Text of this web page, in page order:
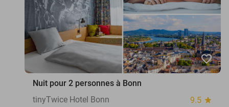
favorite_border
Nuit pour 2 personnes à Bonn
tinyTwice Hotel Bonn
9.5 star